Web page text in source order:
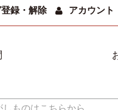
録・解除 アカウント